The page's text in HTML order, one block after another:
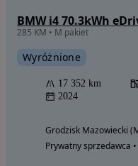
BMW i4 70.3kWh
285 KM • M pakiet
Wyróżnione
17 352 km
2024
Grodzisk Mazowiecki
Prywatny sprzedawca